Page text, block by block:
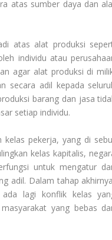
atas sumber daya dan
atas alat produksi
individu atau
agar alat produksi di
secara adil kepada
barang dan jasa
setiap individu.
kelas pekerja, yang di
kelas kapitalis,
untuk mengatur
adil. Dalam tahap
lagi konflik kelas
yang bebas